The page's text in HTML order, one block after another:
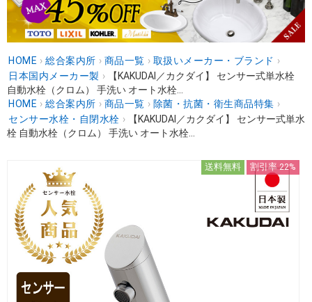
HOME › 総合案内所 › 商品一覧 › 取扱いメーカー・ブランド ›
日本国内メーカー製 ›
【KAKUDAI／カクダイ】 センサー式単水栓
自動水栓（クロム） 手洗い オート水栓...
HOME › 総合案内所 › 商品一覧 › 除菌・抗菌・衛生商品特集 ›
センサー水栓・自閉水栓 ›
【KAKUDAI／カクダイ】 センサー式単水
栓 自動水栓（クロム） 手洗い オート水栓...
送料無料 割引率 22%